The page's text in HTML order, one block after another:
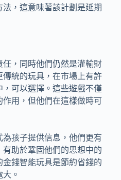
，這意味著該計劃是延期
，同時他們仍然是灌輸財
統的玩具，在市場上有許
可以選擇。這些遊戲不僅
用，但他們在這樣做時可
孩子提供信息，他們更有
助於鞏固他們的思想中的
錢智能玩具是節約省錢的
。